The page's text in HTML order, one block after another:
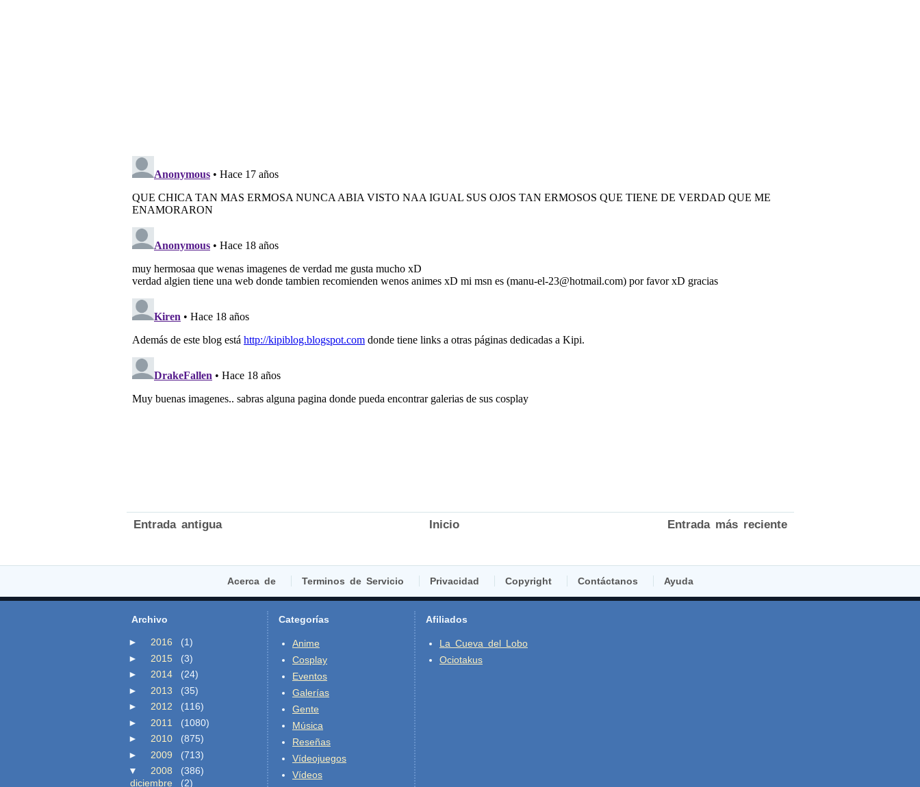
Entrada más reciente
Entrada antigua Inicio
Acerca de Terminos de Servicio Privacidad Copyright Contáctanos Ayuda
Archivo
► 2016
(1)
►
2015
(3)
►
2014
(24)
►
2013
(35)
►
2012
(116)
►
2011
(1080)
►
2010
(875)
►
2009
(713)
▼
2008
(386)
diciembre
(2)
Categorías
Anime
Cosplay
Eventos
Galerías
Gente
Música
Reseñas
Vídeojuegos
Vídeos
Afiliados
La Cueva del Lobo
Ociotakus